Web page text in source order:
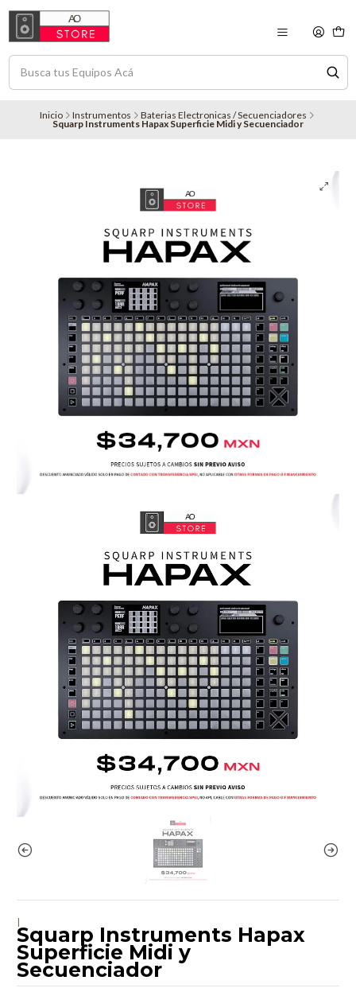
Inicio Instrumentos Baterias Electronicas / Secuenciadores
Squarp Instruments Hapax Superficie Midi y Secuenciador
|
Squarp Instruments Hapax
Superficie Midi y
Secuenciador